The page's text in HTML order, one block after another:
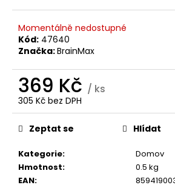
Momentálně nedostupné
Kód: 47640
Značka:BrainMax
369 Kč / ks
305 Kč bez DPH
Měrná
cena:
Kategorie:
Domov
Hmotnost:
0.5 kg
EAN:
Zeptat se Hlídat
č
u
e
BRAINMAX
MAGNESIUM,
MG,
100
KAPSLÍ